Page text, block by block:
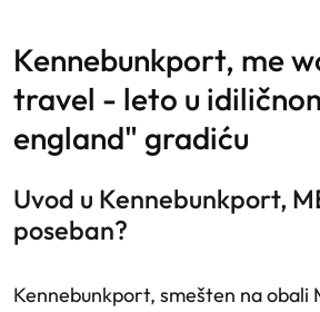
kennebunkport, me work and
travel - leto u
england" gradiću
Uvod u Kennebunkport,
poseban?
Kennebunkport, smešten na obali